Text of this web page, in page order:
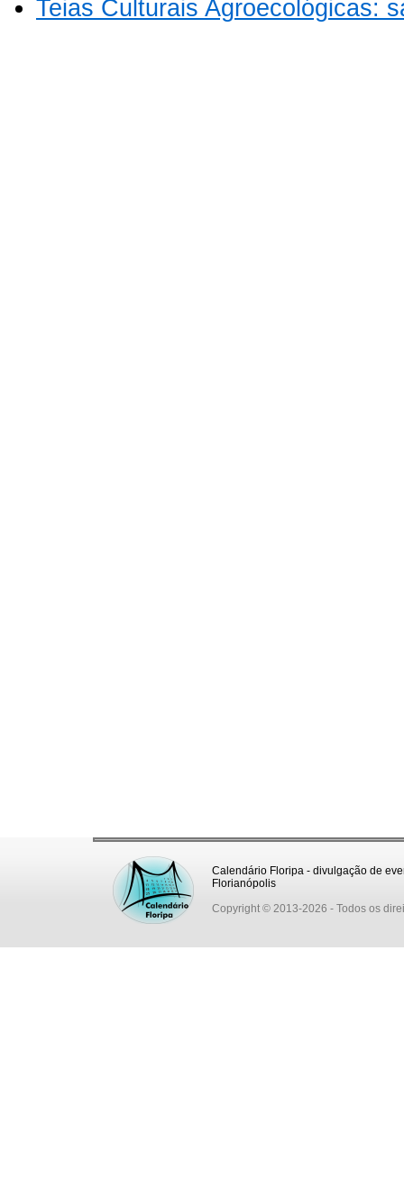
Teias Culturais Agroecológicas:
Calendário Floripa - divulgação de
Florianópolis
Copyright © 2013-2026 - Todos os